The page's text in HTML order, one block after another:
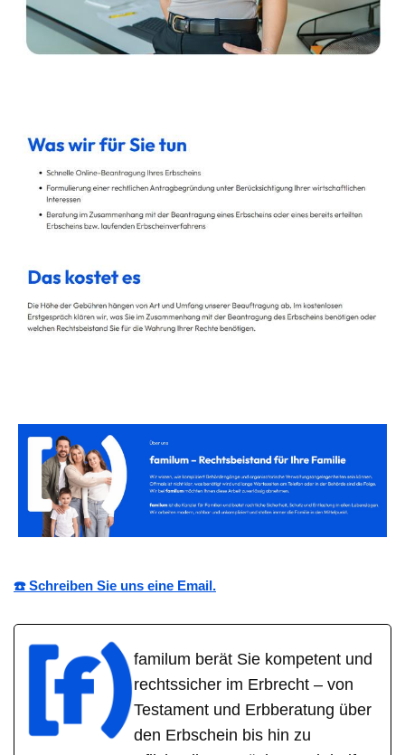
☎️ Schreiben Sie uns eine Email.
familum berät Sie kompetent und
rechtssicher im Erbrecht – von
Testament und Erbberatung über
den Erbschein bis hin zu